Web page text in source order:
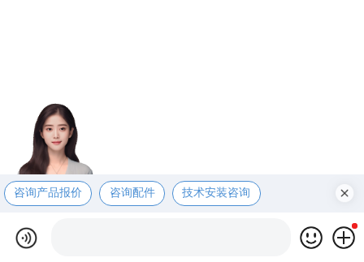
咨询产品报价 咨询配件 技术安装咨询